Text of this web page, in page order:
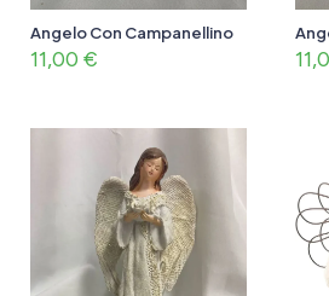
Angelo Con Campanellino
11,00 €